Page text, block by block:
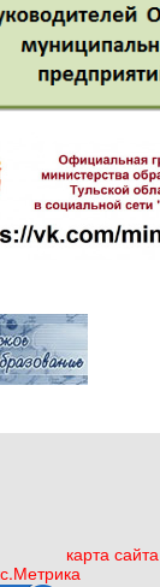
карта сайта